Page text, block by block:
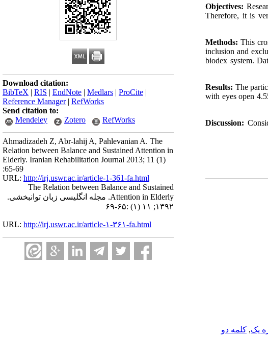
Download citation:
BibTeX | RIS | EndNote | Medlars | ProCite |
Reference Manager| RefWorks
Send citation to:
Mendeley
Zotero RefWorks
Ahmadizadeh Z, Abr-lahij A, Pahlevanian A. The
Relation between Balance and Sustained Attention in
Elderly. Iranian Rehabilitation Journal 2013; 11 (1)
:65-69
URL: http://irj.uswr.ac.ir/article-1-361-fa.html
The Relation between Balance and Sustained
Attention in Elderly. مجله انگلیسی زبان توانبخشی.
۱۳۹۲; ۱۱ (۱) :۶۵-۶۹
URL: http://irj.uswr.ac.ir/article-۱-۳۶۱-fa.html
Objectives:
Therefore, it is
Methods: This
inclusion and
biodex system.
Results: The
with eyes open
Discussion:
یک, کلمه دو